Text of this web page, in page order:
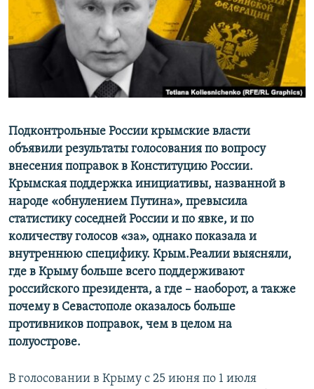
ПОБЕДИТЕЛЕЙ НЕ СУДЯТ?
КРЫМ.НЕПОКОРЕННЫЙ
УКРАИНСКАЯ ПРОБЛЕМА КРЫМА
ПРИСОЕДИНЯЙТЕСЬ!
Подконтрольные России крымские власти
объявили результаты голосования по вопросу
внесения поправок в Конституцию России.
Крымская поддержка инициативы, названной в
народе «обнулением Путина», превысила
статистику соседней России и по явке, и по
количеству голосов «за», однако показала и
внутреннюю специфику. Крым.Реалии выясняли,
где в Крыму больше всего поддерживают
российского президента, а где – наоборот, а также
почему в Севастополе оказалось больше
противников поправок, чем в целом на
полуострове.
В голосовании в Крыму с 25 июня по 1 июля